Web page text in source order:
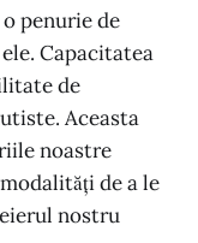
penurie de
Capacitatea
de
Aceasta
noastre
de a le
nostru